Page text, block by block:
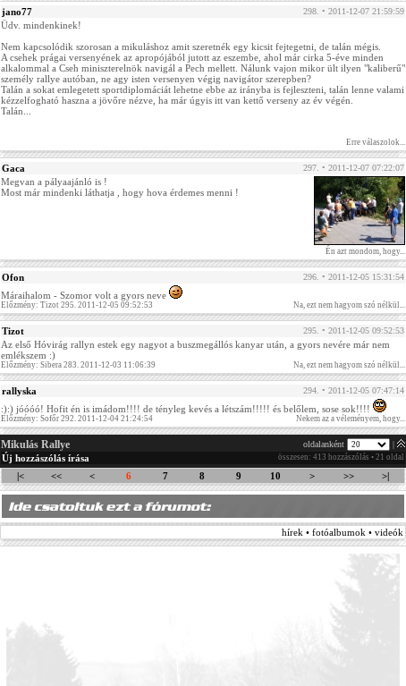
jano77 298. • 2011-12-07 21:59:59
Üdv. mindenkinek!
Nem kapcsolódik szorosan a mikuláshoz amit szeretnék egy kicsit fejtegetni, de talán mégis.
A csehek prágai versenyének az apropójából jutott az eszembe, ahol már cirka 5-éve minden
alkalommal a Cseh miniszterelnök navigál a Pech mellett. Nálunk vajon mikor ült ilyen "kaliberű"
személy rallye autóban, ne agy isten versenyen végig navigátor szerepben?
Talán a sokat emlegetett sportdiplomáciát lehetne ebbe az irányba is fejleszteni, talán lenne valami
kézzelfogható haszna a jövőre nézve, ha már úgyis itt van kettő verseny az év végén.
Talán...
Erre válaszolok...
Gaca 297. • 2011-12-07 07:22:07
Megvan a pályaajánló is !
Most már mindenki láthatja , hogy hova érdemes menni !
Én azt mondom, hogy...
Ofon 296. • 2011-12-05 15:31:54
Máraihalom - Szomor volt a gyors neve
Előzmény: Tizot 295. 2011-12-05 09:52:53 Na, ezt nem hagyom szó nélkül...
Tizot 295. • 2011-12-05 09:52:53
Az első Hóvirág rallyn estek egy nagyot a buszmegállós kanyar után, a gyors nevére már nem
emlékszem :)
Előzmény: Sibera 283. 2011-12-03 11:06:39 Na, ezt nem hagyom szó nélkül...
rallyska 294. • 2011-12-05 07:47:14
:):) jóóóó! Hofit én is imádom!!!! de tényleg kevés a létszám!!!!! és belőlem, sose sok!!!!
Előzmény: Sofőr 292. 2011-12-04 21:24:54 Nekem az a véleményem, hogy...
Mikulás Rallye oldalanként
Új hozzászólás írása összesen: 413 hozzászólás • 21 oldal
|< << < 6 7 8 9 10 > >> >|
hírek • fotóalbumok • videók